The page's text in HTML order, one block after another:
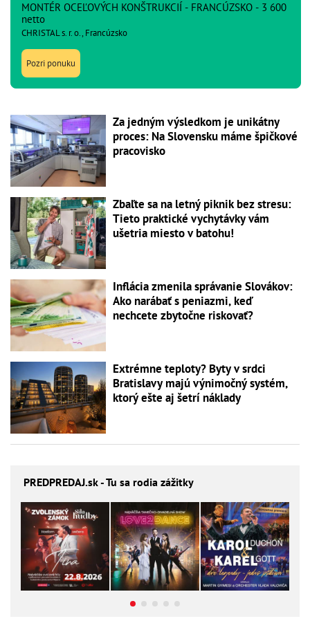
MONTÉR OCEĽOVÝCH KONŠTRUKCIÍ - FRANCÚZSKO - 3 600
netto
CHRISTAL s. r. o., Francúzsko
Pozri ponuku
Za jedným výsledkom je unikátny
proces: Na Slovensku máme špičkové
pracovisko
Zbaľte sa na letný piknik bez stresu:
Tieto praktické vychytávky vám
ušetria miesto v batohu!
Inflácia zmenila správanie Slovákov:
Ako narábať s peniazmi, keď
nechcete zbytočne riskovať?
Extrémne teploty? Byty v srdci
Bratislavy majú výnimočný systém,
ktorý ešte aj šetrí náklady
PREDPREDAJ.sk - Tu sa rodia zážitky